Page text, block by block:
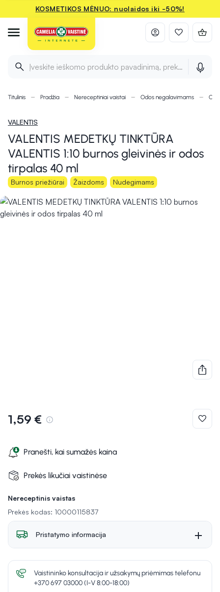
KOSMETIKOS MĖNUO: nuolaidos iki -50%!
Įveskite ieškomo produkto pavadinimą, prekės ženklą ir
Titulinis Pradžia Nereceptiniai vaistai Odos negalavimams
VALENTIS
VALENTIS MEDETKŲ TINKTŪRA
VALENTIS 1:10 burnos gleivinės ir odos
tirpalas 40 ml
Burnos priežiūrai Žaizdoms Nudegimams
Nereceptinis vaistas
Prekės kodas: 10000115837
1,59 €
Pranešti, kai sumažės kaina
Prekės likučiai vaistinėse
Pristatymo informacija
Vaistininko konsultacija ir užsakymų priėmimas telefonu
+370 697 03000 (I-V 8:00-18:00)